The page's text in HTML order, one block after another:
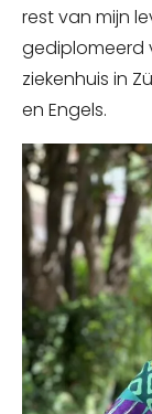
rest van mijn
gediplomeerd
ziekenhuis in
en Engels.